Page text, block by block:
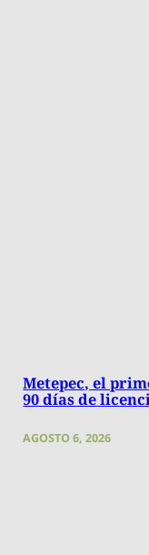
Metepec, el
90 días de
AGOSTO 6, 2026